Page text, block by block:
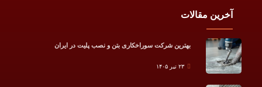
آخرین مقالات
بهترین شرکت سوراخکاری بتن و نصب پلیت در ایران
۲۳ تیر ۱۴۰۵